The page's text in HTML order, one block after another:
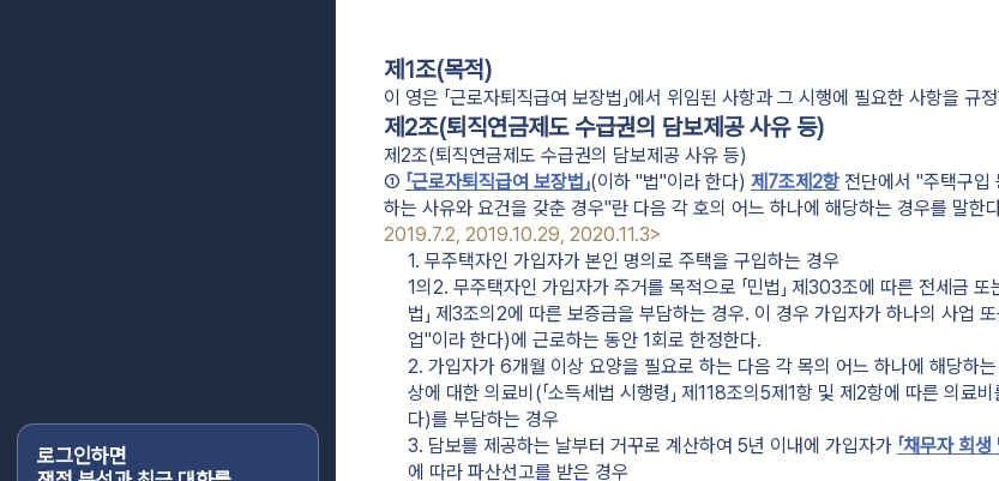
로그인하면
제1조(목적)
이 영은 「근로자퇴직급여 보장법」에서 위임된 사항과 그 시행에 필요한 사항을 규
제2조(퇴직연금제도 수급권의 담보제공 사유 등)
제2조(퇴직연금제도 수급권의 담보제공 사유 등)
① 「근로자퇴직급여 보장법」(이하 "법"이라 한다) 제7조제2항 전단에서 "주택구입
하는 사유와 요건을 갖춘 경우"란 다음 각 호의 어느 하나에 해당하는 경우를 말한
2019.7.2, 2019.10.29, 2020.11.3>
1. 무주택자인 가입자가 본인 명의로 주택을 구입하는 경우
1의2. 무주택자인 가입자가 주거를 목적으로 「민법」 제303조에 따른 전세금 또
법」 제3조의2에 따른 보증금을 부담하는 경우. 이 경우 가입자가 하나의 사업
업"이라 한다)에 근로하는 동안 1회로 한정한다.
2. 가입자가 6개월 이상 요양을 필요로 하는 다음 각 목의 어느 하나에 해당하
상에 대한 의료비(「소득세법 시행령」 제118조의5제1항 및 제2항에 따른 의료
다)를 부담하는 경우
3. 담보를 제공하는 날부터 거꾸로 계산하여 5년 이내에 가입자가 「채무자 회
에 따라 파산선고를 받은 경우